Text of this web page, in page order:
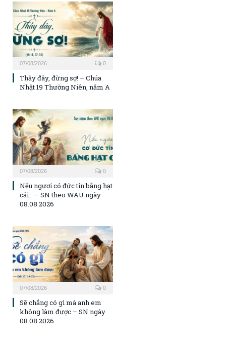
07/08/2026 0
Thầy đây, đừng sợ! – Chúa
Nhật 19 Thường Niên, năm A
07/08/2026 0
Nếu ngươi có đức tin bằng hạt
cải… – SN theo WAU ngày
08.08.2026
07/08/2026 0
Sẽ chẳng có gì mà anh em
không làm được – SN ngày
08.08.2026